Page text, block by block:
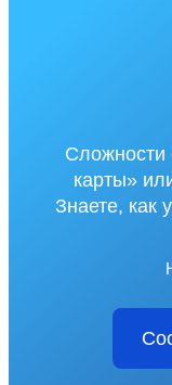
Сложности
карты»
Знаете, как